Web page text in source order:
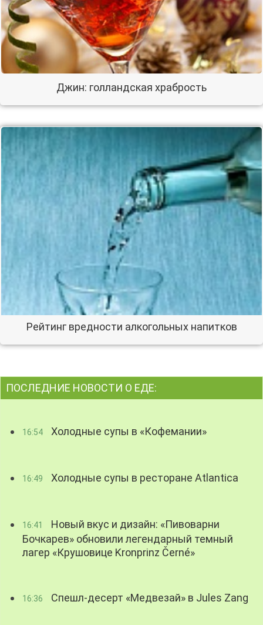
Джин: голландская храбрость
Рейтинг вредности алкогольных напитков
ПОСЛЕДНИЕ НОВОСТИ О ЕДЕ:
16:54 Холодные супы в «Кофемании»
16:49 Холодные супы в ресторане Atlantica
16:41
Новый вкус и дизайн: «Пивоварни
Бочкарев» обновили легендарный темный
лагер «Крушовице Kronprinz Černé»
16:36 Спешл-десерт «Медвезай» в Jules Zang